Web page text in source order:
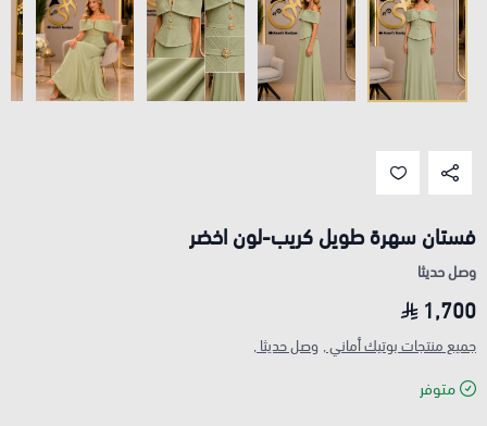
فستان سهرة طويل كريب-لون اخضر
وصل حديثا
1,700
جميع منتجات بوتيك أماني , وصل حديثا ,
متوفر